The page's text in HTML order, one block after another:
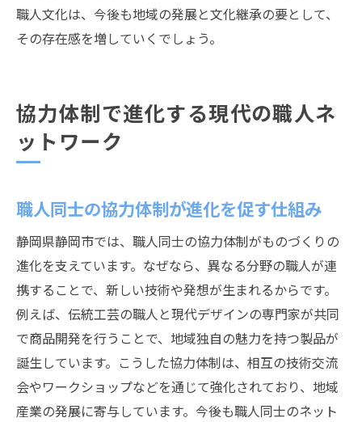
職人文化は、今後も地域の発展と文化継承の要として、
その存在感を増していくでしょう。
協力体制で進化する現代の職人ネ
ットワーク
職人同士の協力体制が進化を促す仕組み
静岡県静岡市では、職人同士の協力体制がものづくりの
進化を支えています。なぜなら、異なる分野の職人が連
携することで、新しい技術や発想が生まれるからです。
例えば、伝統工芸の職人と現代デザインの専門家が共同
で商品開発を行うことで、地域独自の魅力を持つ製品が
誕生しています。こうした協力体制は、相互の技術交流
会やワークショップなどを通じて強化されており、地域
産業の発展に寄与しています。今後も職人同士のネット